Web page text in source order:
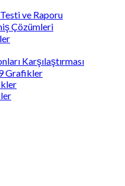
ve Raporu
Çözümleri
Karşılaştırması
Grafikler